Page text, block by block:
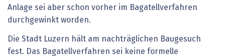
Anlage sei aber schon vorher im Bagatellverfahren
durchgewinkt worden.
Die Stadt Luzern hält am nachträglichen Baugesuch
fest. Das Bagatellverfahren sei keine formelle